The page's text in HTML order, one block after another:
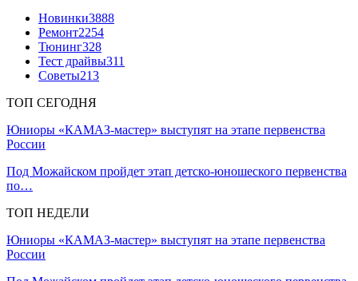
Новинки3888
Ремонт2254
Тюнинг328
Тест драйвы311
Советы213
ТОП СЕГОДНЯ
Юниоры «КАМАЗ-мастер» выступят на этапе первенства
России
Под Можайском пройдет этап детско-юношеского первенства
по…
ТОП НЕДЕЛИ
Юниоры «КАМАЗ-мастер» выступят на этапе первенства
России